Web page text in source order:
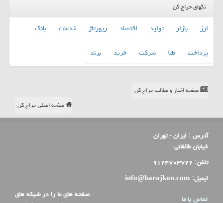
تگهای حراج کن
ارز بازار تولید اقتصاد رپورتاژ خدمات
بانك
پرداخت
طلا شركت خرید برند
صفحه اخبار و مطالب حراج کن
صفحه اصلی حراج کن
آدرس : ایران - تهران
خیابان طالقانی
تلفن: ۹۱۲۴۷۰۳۷۲۲
ایمیل: info@harajkon.com
تماس با ما
صفحه های ما را در شبکه های